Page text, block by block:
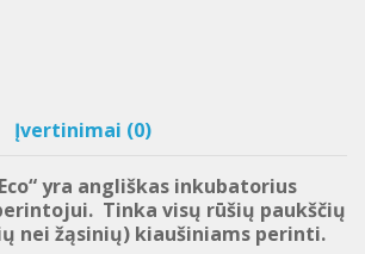
Įvertinimai (0)
yra angliškas inkubatorius
Tinka visų rūšių paukščių
nei žąsinių) kiaušiniams perinti.